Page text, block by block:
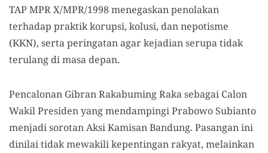
TAP MPR X/MPR/1998 menegaskan penolakan
terhadap praktik korupsi, kolusi, dan nepotisme
(KKN), serta peringatan agar kejadian serupa tidak
terulang di masa depan.
Pencalonan Gibran Rakabuming Raka sebagai Calon
Wakil Presiden yang mendampingi Prabowo Subianto
menjadi sorotan Aksi Kamisan Bandung. Pasangan ini
dinilai tidak mewakili kepentingan rakyat, melainkan